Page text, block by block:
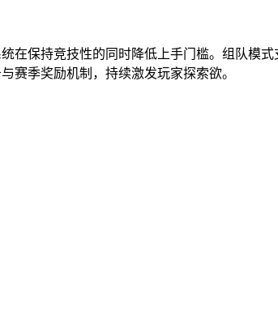
在保持竞技性的同时降低上手门槛。组队模
赛季奖励机制，持续激发玩家探索欲。